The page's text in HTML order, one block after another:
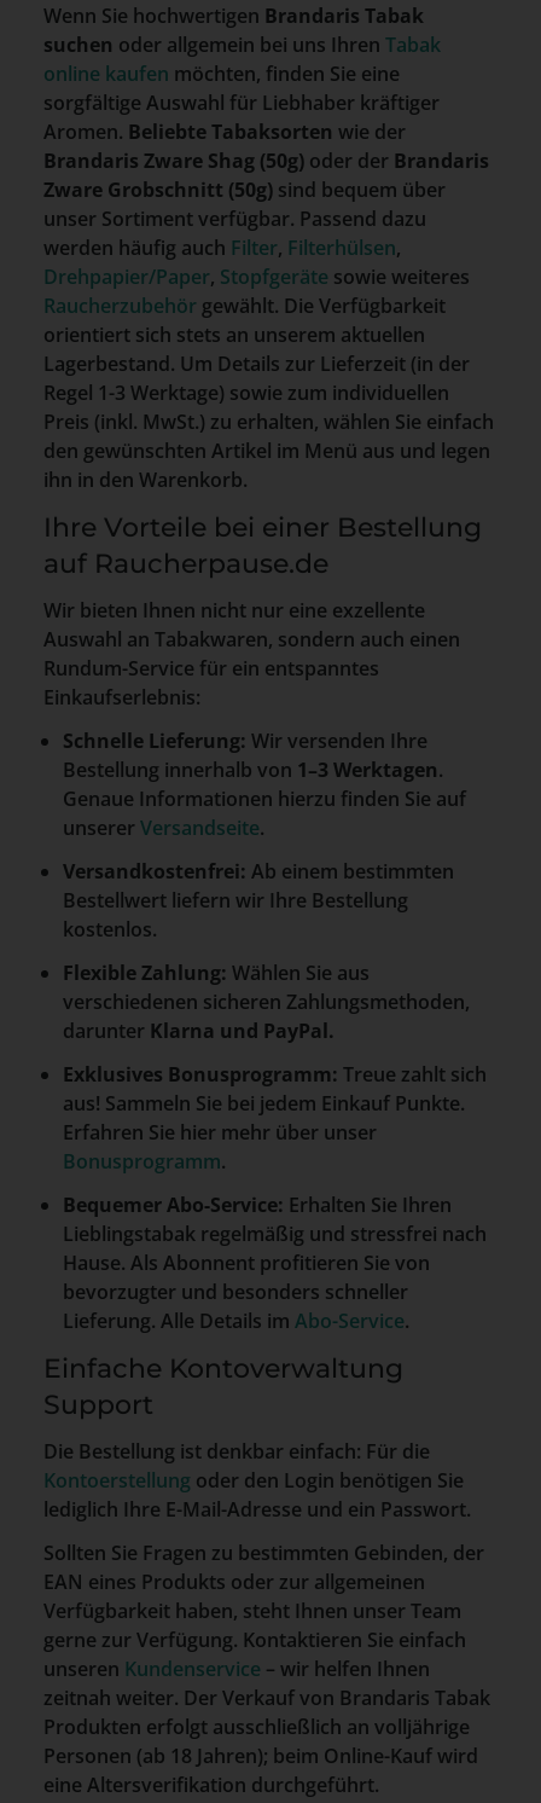
Wenn Sie hochwertigen Brandaris Tabak
suchen oder allgemein bei uns Ihren Tabak
online kaufen möchten, finden Sie eine
sorgfältige Auswahl für Liebhaber kräftiger
Aromen. Beliebte Tabaksorten wie der
Brandaris Zware Shag (50g) oder der Brandaris
Zware Grobschnitt (50g) sind bequem über
unser Sortiment verfügbar. Passend dazu
werden häufig auch Filter, Filterhülsen,
Drehpapier/Paper, Stopfgeräte sowie weiteres
Raucherzubehör gewählt. Die Verfügbarkeit
orientiert sich stets an unserem aktuellen
Lagerbestand. Um Details zur Lieferzeit (in der
Regel 1-3 Werktage) sowie zum individuellen
Preis (inkl. MwSt.) zu erhalten, wählen Sie einfach
den gewünschten Artikel im Menü aus und legen
ihn in den Warenkorb.
Ihre Vorteile bei einer Bestellung
auf Raucherpause.de
Wir bieten Ihnen nicht nur eine exzellente
Auswahl an Tabakwaren, sondern auch einen
Rundum-Service für ein entspanntes
Einkaufserlebnis:
Schnelle Lieferung: Wir versenden Ihre
Bestellung innerhalb von 1–3 Werktagen.
Genaue Informationen hierzu finden Sie auf
unserer Versandseite.
Versandkostenfrei: Ab einem bestimmten
Bestellwert liefern wir Ihre Bestellung
kostenlos.
Flexible Zahlung: Wählen Sie aus
verschiedenen sicheren Zahlungsmethoden,
darunter Klarna und PayPal.
Exklusives Bonusprogramm: Treue zahlt sich
aus! Sammeln Sie bei jedem Einkauf Punkte.
Erfahren Sie hier mehr über unser
Bonusprogramm.
Bequemer Abo-Service: Erhalten Sie Ihren
Lieblingstabak regelmäßig und stressfrei nach
Hause. Als Abonnent profitieren Sie von
bevorzugter und besonders schneller
Lieferung. Alle Details im Abo-Service.
Einfache Kontoverwaltung
Support
Die Bestellung ist denkbar einfach: Für die
Kontoerstellung oder den Login benötigen Sie
lediglich Ihre E-Mail-Adresse und ein Passwort.
Sollten Sie Fragen zu bestimmten Gebinden, der
EAN eines Produkts oder zur allgemeinen
Verfügbarkeit haben, steht Ihnen unser Team
gerne zur Verfügung. Kontaktieren Sie einfach
unseren Kundenservice – wir helfen Ihnen
zeitnah weiter. Der Verkauf von Brandaris Tabak
Produkten erfolgt ausschließlich an volljährige
Personen (ab 18 Jahren); beim Online-Kauf wird
eine Altersverifikation durchgeführt.